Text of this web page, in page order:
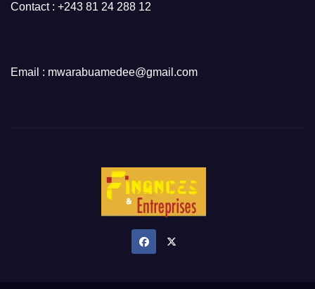
Contact : +243 81 24 288 12
Email : mwarabuamedee@gmail.com